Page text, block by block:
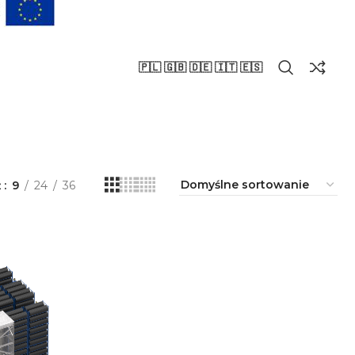
🇵🇱 🇬🇧 🇩🇪 🇮🇹 🇪🇸
9 24 36